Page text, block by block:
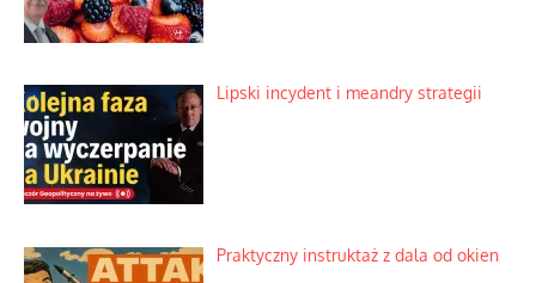
Lipski incydent i meandry strategii
Praktyczny instruktaż z dala od okien